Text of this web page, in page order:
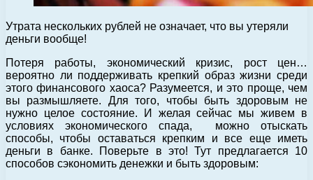
Утрата нескольких рублей не означает, что вы утеряли
деньги вообще!
Потеря работы, экономический кризис, рост цен…
вероятно ли поддерживать крепкий образ жизни среди
этого финансового хаоса? Разумеется, и это проще, чем
вы размышляете. Для того, чтобы быть здоровым не
нужно целое состояние. И желая сейчас мы живем в
условиях экономического спада, можно отыскать
способы, чтобы оставаться крепким и все еще иметь
деньги в банке. Поверьте в это! Тут предлагается 10
способов сэкономить денежки и быть здоровым: